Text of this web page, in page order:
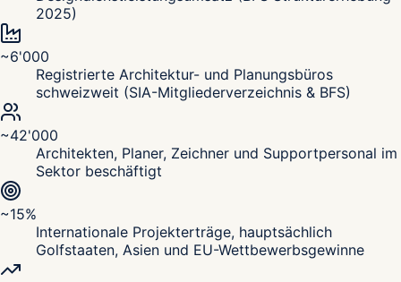
2025)
~6'000
Registrierte Architektur- und Planungsbüros
schweizweit (SIA-Mitgliederverzeichnis & BFS)
~42'000
Architekten, Planer, Zeichner und Supportpersonal im
Sektor beschäftigt
~15%
Internationale Projekterträge, hauptsächlich
Golfstaaten, Asien und EU-Wettbewerbsgewinne